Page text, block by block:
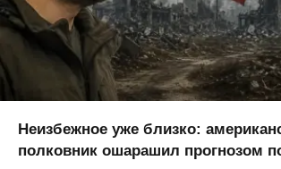
Неизбежное уже близко:
полковник ошарашил прогнозом